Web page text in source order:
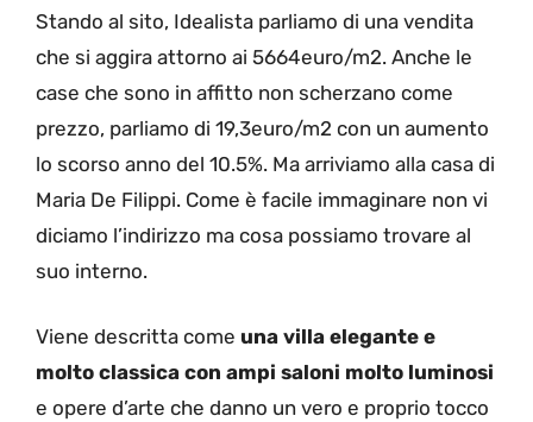
Stando al sito, Idealista parliamo di una vendita
che si aggira attorno ai 5664euro/m2. Anche le
case che sono in affitto non scherzano come
prezzo, parliamo di 19,3euro/m2 con un aumento
lo scorso anno del 10.5%. Ma arriviamo alla casa di
Maria De Filippi. Come è facile immaginare non vi
diciamo l’indirizzo ma cosa possiamo trovare al
suo interno.
Viene descritta come una villa elegante e
molto classica con ampi saloni molto luminosi
e opere d’arte che danno un vero e proprio tocco